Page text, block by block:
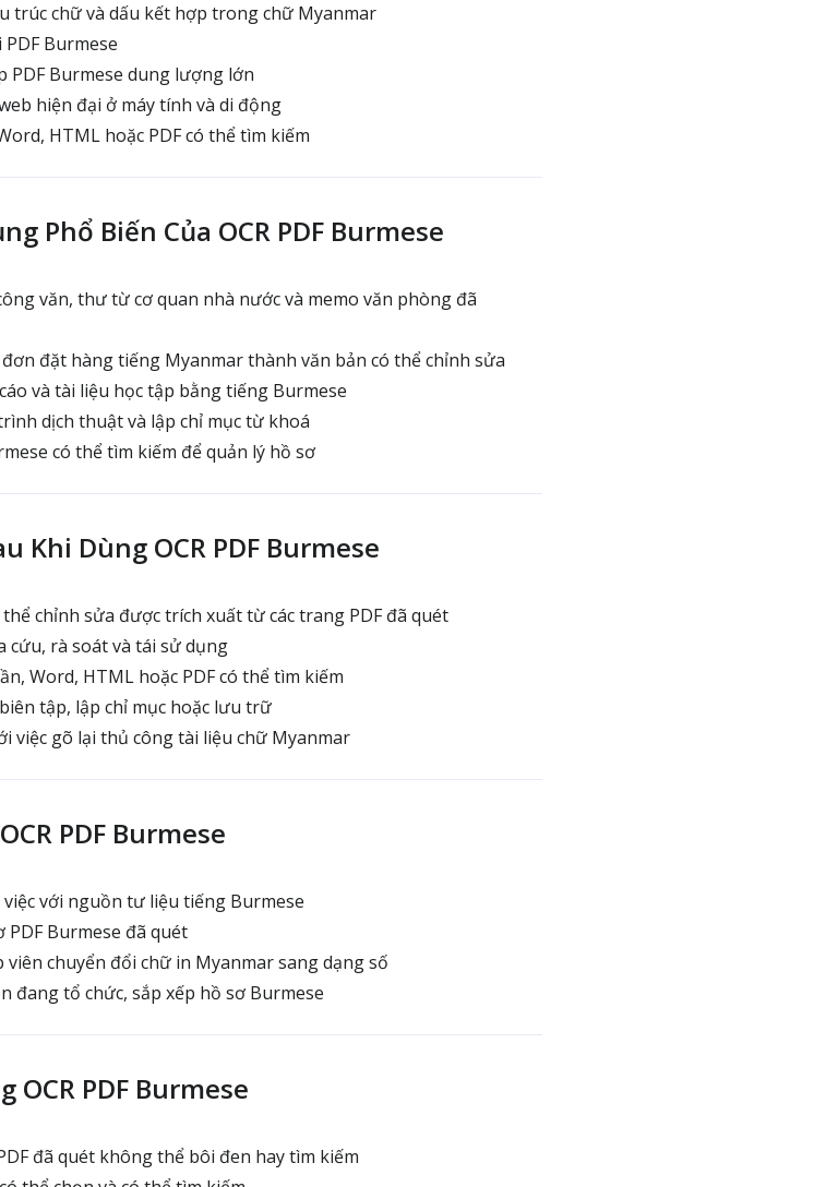
trúc chữ và dấu kết hợp trong chữ Myanmar
Burmese
PDF Burmese dung lượng lớn
hiện đại ở máy tính và di động
HTML hoặc PDF có thể tìm kiếm
Phổ Biến Của OCR PDF Burmese
văn, thư từ cơ quan nhà nước và memo văn phòng đã
đặt hàng tiếng Myanmar thành văn bản có thể chỉnh sửa
và tài liệu học tập bằng tiếng Burmese
dịch thuật và lập chỉ mục từ khoá
có thể tìm kiếm để quản lý hồ sơ
Khi Dùng OCR PDF Burmese
chỉnh sửa được trích xuất từ các trang PDF đã quét
cứu, rà soát và tái sử dụng
Word, HTML hoặc PDF có thể tìm kiếm
tập, lập chỉ mục hoặc lưu trữ
việc gõ lại thủ công tài liệu chữ Myanmar
PDF Burmese
với nguồn tư liệu tiếng Burmese
Burmese đã quét
chuyển đổi chữ in Myanmar sang dạng số
đang tổ chức, sắp xếp hồ sơ Burmese
OCR PDF Burmese
đã quét không thể bôi đen hay tìm kiếm